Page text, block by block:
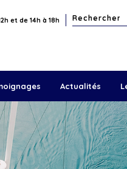
et de 14h à 18h
Actualités